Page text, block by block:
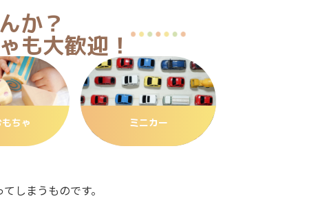
か？
も大歓迎！
ちゃ ミニカー
しまうものです。